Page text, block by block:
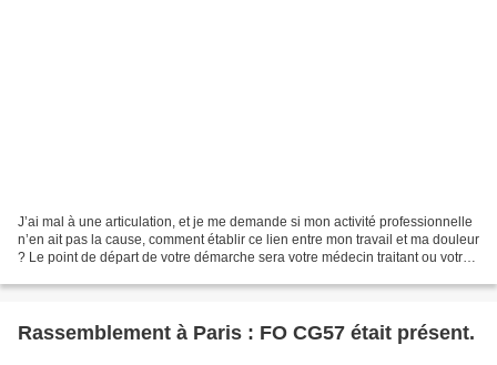
J’ai mal à une articulation, et je me demande si mon activité professionnelle
n’en ait pas la cause, comment établir ce lien entre mon travail et ma douleur
? Le point de départ de votre démarche sera votre médecin traitant ou votre
Rassemblement à Paris : FO CG57 était présent.